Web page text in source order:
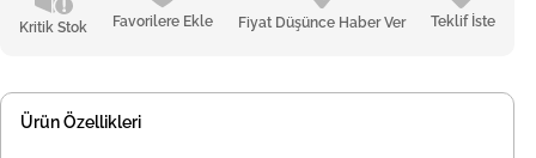
Kritik Stok Favorilere Ekle Fiyat Düşünce Haber Ver Teklif İste
Ürün Özellikleri